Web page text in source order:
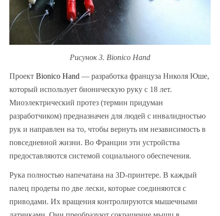
Рисунок 3. Bionico Hand
Проект Bionico Hand — разработка француза Николя Юше,
который использует бионическую руку с 18 лет.
Миоэлектрический протез (термин придуман
разработчиком) предназначен для людей с инвалидностью
рук и направлен на то, чтобы вернуть им независимость в
повседневной жизни. Во Франции эти устройства
предоставляются системой социального обеспечения.
Рука полностью напечатана на 3D-принтере. В каждый
палец продеты по две лески, которые соединяются с
приводами. Их вращения контролируются мышечными